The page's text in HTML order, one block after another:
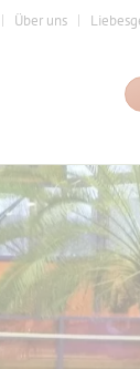
Über uns